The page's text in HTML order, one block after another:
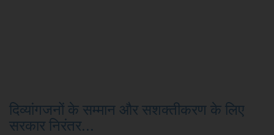
दिव्यांगजनों के सम्मान और सशक्तीकरण के लिए
सरकार निरंतर...